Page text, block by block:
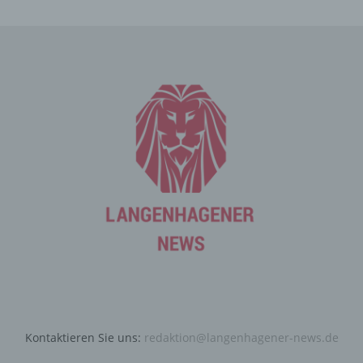
Kontaktieren Sie uns: redaktion@langenhagener-news.de
übermittelten personenbezogenen Daten werden für
Zwecke der Bearbeitung oder der Kontaktaufnahme zur
betroffenen Person gespeichert. Es erfolgt keine
Weitergabe dieser personenbezogenen Daten an Dritte.
Kommentarfunktion im Blog auf der
Internetseite
Wir bieten den Nutzern auf einem Blog, der sich auf der
Internetseite des für die Verarbeitung Verantwortlichen
Personen, die Blogger oder Web-Blogger genannt